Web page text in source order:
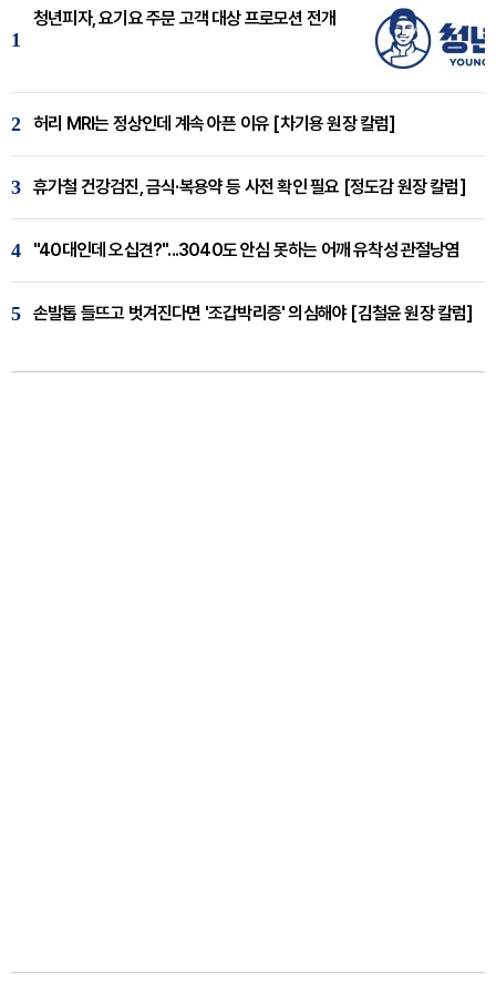
1
청년피자, 요기요 주문 고객 대상 프로모션 전개
2 허리 MRI는 정상인데 계속 아픈 이유 [차기용 원장 칼럼]
3 휴가철 건강검진, 금식·복용약 등 사전 확인 필요 [정도감 원장 칼럼]
4 "40대인데 오십견?"...3040도 안심 못하는 어깨 유착성 관절낭염
5 손발톱 들뜨고 벗겨진다면 '조갑박리증' 의심해야 [김철윤 원장 칼럼]